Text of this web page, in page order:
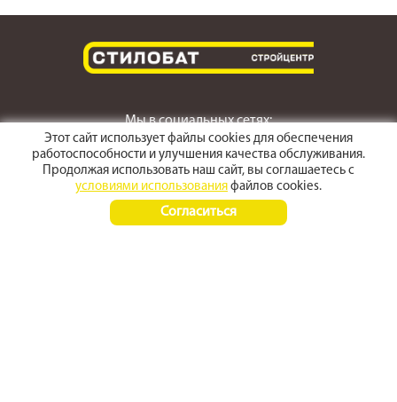
Мы в социальных сетях:
г. Светлоград,
ул. Пушкина 167
Этот сайт использует файлы cookies для обеспечения
работоспособности и улучшения качества обслуживания.
Продолжая использовать наш сайт, вы соглашаетесь с
условиями использования файлов cookies.
Согласиться